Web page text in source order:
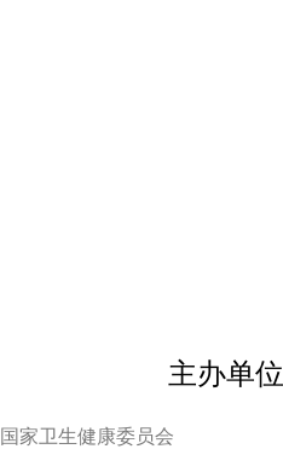
主办单位
国家卫生健康委员会